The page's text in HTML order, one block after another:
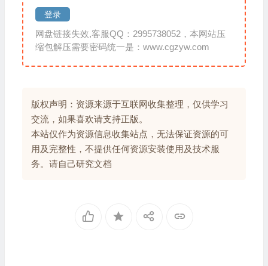
登录
网盘链接失效,客服QQ：2995738052，本网站压
缩包解压需要密码统一是：www.cgzyw.com
版权声明：资源来源于互联网收集整理，仅供学习
交流，如果喜欢请支持正版。
本站仅作为资源信息收集站点，无法保证资源的可
用及完整性，不提供任何资源安装使用及技术服
务。请自己研究文档